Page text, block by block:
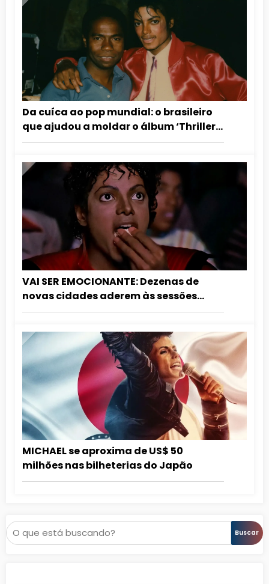
Da cuíca ao pop mundial: o brasileiro
que ajudou a moldar o álbum ‘Thriller’
de Michael Jackson
VAI SER EMOCIONANTE: Dezenas de
novas cidades aderem às sessões
especiais de aniversário do Rei do Pop.
MICHAEL se aproxima de US$ 50
milhões nas bilheterias do Japão
Pesquisar Buscar